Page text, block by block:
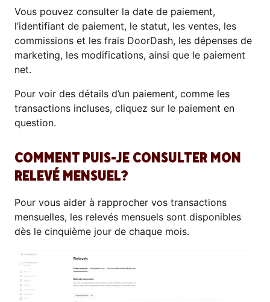
Vous pouvez consulter la date de paiement,
l’identifiant de paiement, le statut, les ventes, les
commissions et les frais DoorDash, les dépenses de
marketing, les modifications, ainsi que le paiement
net.
Pour voir des détails d’un paiement, comme les
transactions incluses, cliquez sur le paiement en
question.
COMMENT PUIS-JE CONSULTER MON
RELEVÉ MENSUEL?
Pour vous aider à rapprocher vos transactions
mensuelles, les relevés mensuels sont disponibles
dès le cinquième jour de chaque mois.